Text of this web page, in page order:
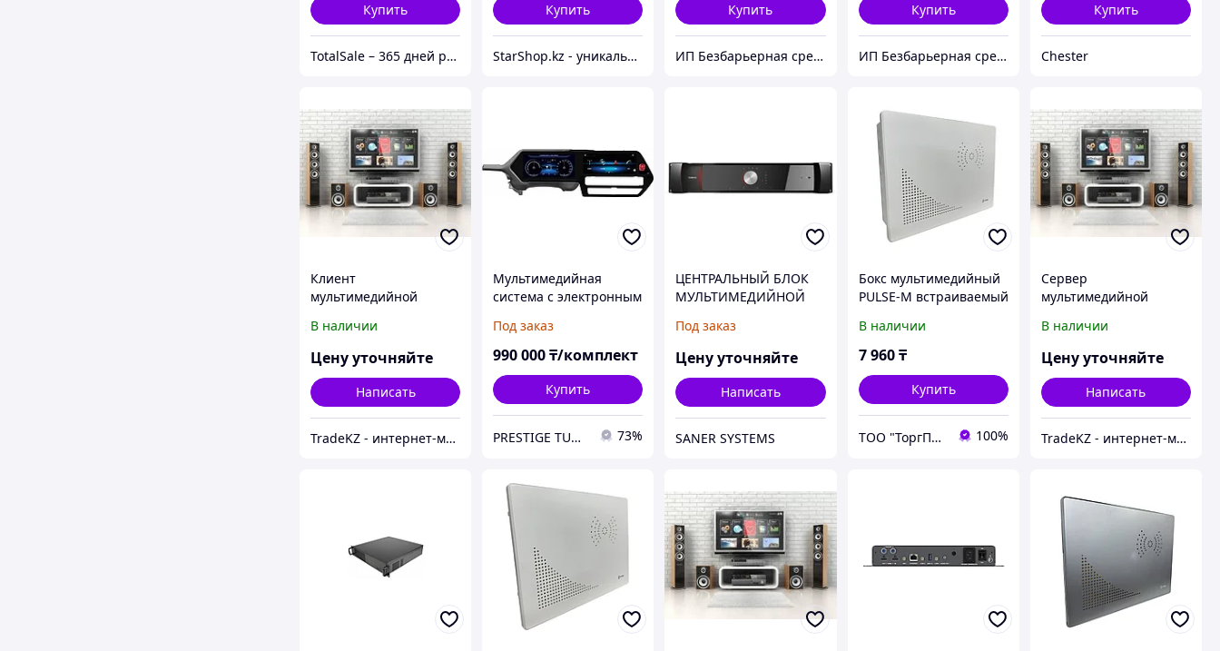
Купить
TotalSale – 365 дней распродажи
Купить
StarShop.kz - уникальные вещи с доставкой на дом
Купить
ИП Безбарьерная среда
Купить
ИП Безбарьерная среда
Купить
Chester
Клиент
мультимедийной
Vissonic VIS-Client
В наличии
Цену уточняйте
Написать
TradeKZ - интернет-магазин
Мультимедийная
система с электронным
Highlander 2021-по н.в
Под заказ
990 000₸/комплект
Купить
PRESTIGE TUNING 73%
ЦЕНТРАЛЬНЫЙ БЛОК
МУЛЬТИМЕДИЙНОЙ
TELEVIC PLIXUS MME
Под заказ
Цену уточняйте
Написать
SANER SYSTEMS
Бокс мультимедийный
PULSE-M встраиваемый
(300*400*100) FIXEL
В наличии
7 960 ₸
Купить
ТОО "ТоргПром" 100%
Сервер
мультимедийной
Vissonic VIS-Server-E
Server
В наличии
Цену уточняйте
Написать
TradeKZ - интернет-магазин